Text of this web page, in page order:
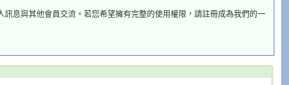
息與其他會員交流。若您希望擁有完整的使用權限，請註冊成為我們的一